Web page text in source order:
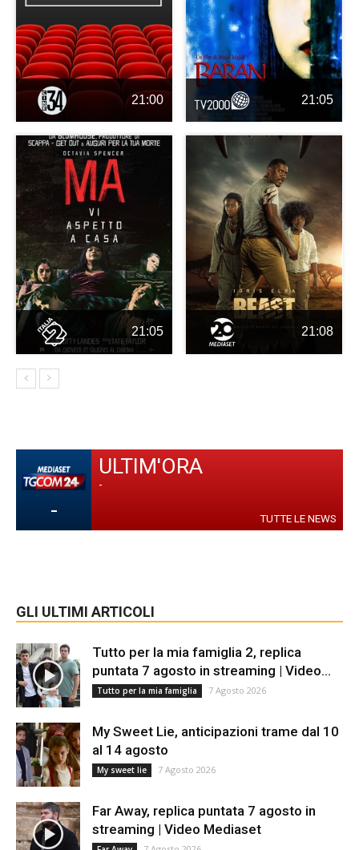
21:00 21:05
21:05 21:08
-
ULTIM'ORA
-
TUTTE LE NEWS
GLI ULTIMI ARTICOLI
Tutto per la mia famiglia 2, replica
puntata 7 agosto in streaming | Video...
Tutto per la mia famiglia 7 Agosto 2026
My Sweet Lie, anticipazioni trame dal 10
al 14 agosto
My sweet lie 7 Agosto 2026
Far Away, replica puntata 7 agosto in
streaming | Video Mediaset